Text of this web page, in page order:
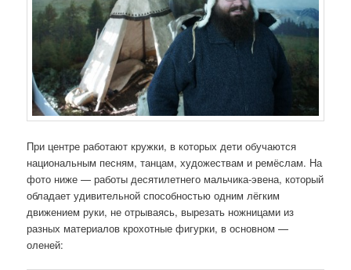
При центре работают кружки, в которых дети обучаются
национальным песням, танцам, художествам и ремёслам. На
фото ниже — работы десятилетнего мальчика-эвена, который
обладает удивительной способностью одним лёгким
движением руки, не отрываясь, вырезать ножницами из
разных материалов крохотные фигурки, в основном —
оленей: